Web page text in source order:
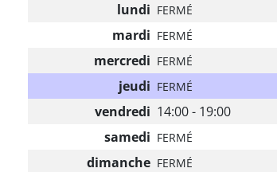
lundi FERMÉ
mardi FERMÉ
mercredi FERMÉ
jeudi FERMÉ
vendredi 14:00 - 19:00
samedi FERMÉ
dimanche FERMÉ